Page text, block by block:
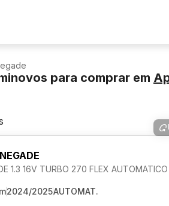
para comprar em
1.3 16V TURBO 270 FLEX AUTOMATICO
2024/2025AUTOMAT.